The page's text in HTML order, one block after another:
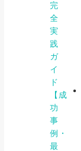
完
全
実
践
ガ
イ
ド
【成
功
事
例・
最